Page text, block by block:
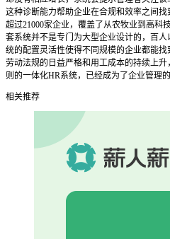
这种诊断能力帮助企业在合规和效率之间找
超过21000家企业，覆盖了从农牧业到高科
套系统并不是专门为大型企业设计的，百
统的配置灵活性使得不同规模的企业都能
劳动法规的日益严格和用工成本的持续上
则的一体化HR系统，已经成为了企业管理的
相关推荐